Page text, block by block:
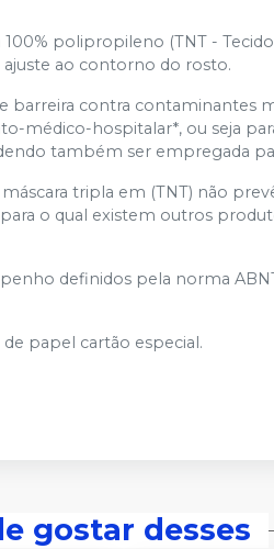
100% polipropileno (TNT -
ajuste ao contorno do rosto.
barreira contra contaminantes
médico-hospitalar*, ou seja
também ser empregada
tripla em (TNT) não
o qual existem outros
definidos pela norma ABNT
papel cartão especial.
gostar desses